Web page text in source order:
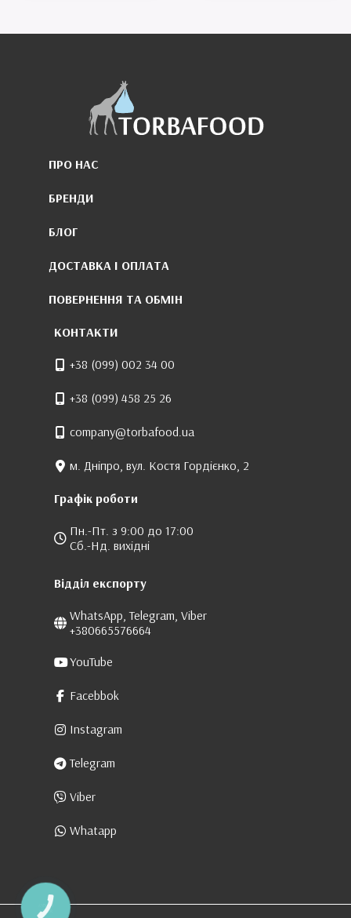
ПРО НАС
БРЕНДИ
БЛОГ
ДОСТАВКА І ОПЛАТА
ПОВЕРНЕННЯ ТА ОБМІН
КОНТАКТИ
+38 (099) 002 34 00
+38 (099) 458 25 26
company@torbafood.ua
м. Дніпро, вул. Костя Гордієнко, 2
Графік роботи
Пн.-Пт. з 9:00 до 17:00
Сб.-Нд. вихідні
Відділ експорту
WhatsApp, Telegram, Viber
+380665576664
YouTube
Facebbok
Instagram
Telegram
Viber
Whatapp
КНОПКА
ЗВ'ЯЗКУ